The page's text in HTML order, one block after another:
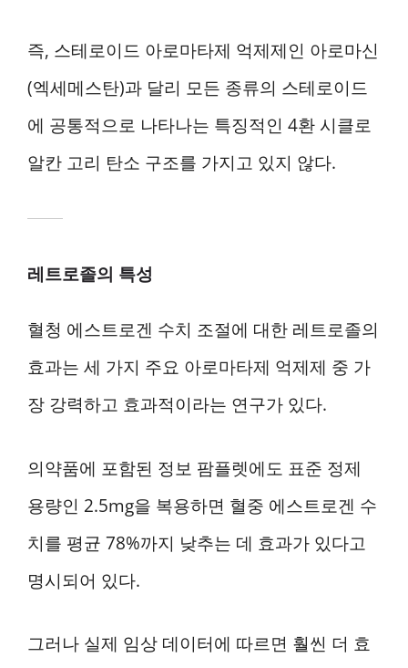
즉, 스테로이드 아로마타제 억제제인 아로마신
(엑세메스탄)과 달리 모든 종류의 스테로이드
에 공통적으로 나타나는 특징적인 4환 시클로
알칸 고리 탄소 구조를 가지고 있지 않다.
레트로졸의 특성
혈청 에스트로겐 수치 조절에 대한 레트로졸의
효과는 세 가지 주요 아로마타제 억제제 중 가
장 강력하고 효과적이라는 연구가 있다.
의약품에 포함된 정보 팜플렛에도 표준 정제
용량인 2.5mg을 복용하면 혈중 에스트로겐 수
치를 평균 78%까지 낮추는 데 효과가 있다고
명시되어 있다.
그러나 실제 임상 데이터에 따르면 훨씬 더 효